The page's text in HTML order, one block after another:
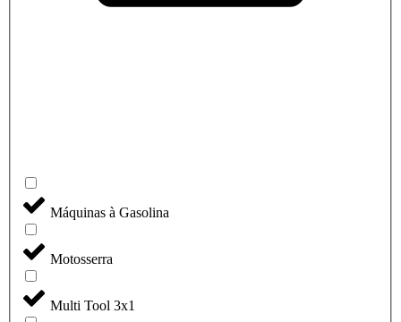
Máquinas à Gasolina
Motosserra
Multi Tool 3x1